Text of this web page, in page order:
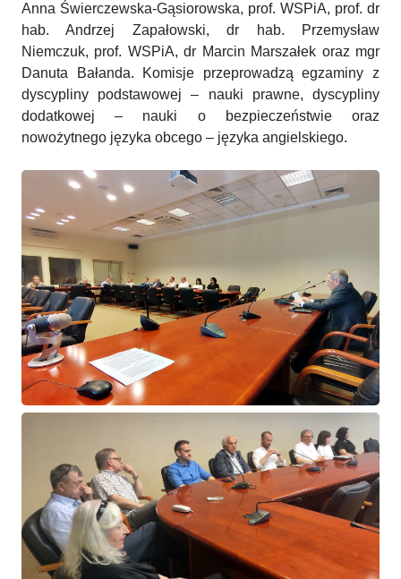
Anna Świerczewska-Gąsiorowska, prof. WSPiA, prof. dr
hab. Andrzej Zapałowski, dr hab. Przemysław
Niemczuk, prof. WSPiA, dr Marcin Marszałek oraz mgr
Danuta Bałanda. Komisje przeprowadzą egzaminy z
dyscypliny podstawowej – nauki prawne, dyscypliny
dodatkowej – nauki o bezpieczeństwie oraz
nowożytnego języka obcego – języka angielskiego.